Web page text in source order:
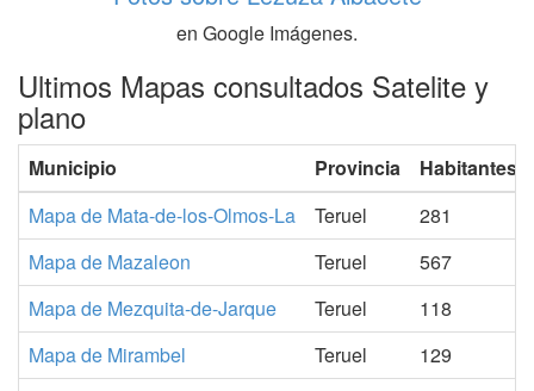
en Google Imágenes.
Ultimos Mapas consultados Satelite y
plano
Municipio Provincia
Habitantes
Mapa de Mata-de-los-Olmos-La
Teruel
281
Mapa de Mazaleon
Teruel
567
Mapa de Mezquita-de-Jarque
Teruel
118
Mapa de Mirambel
Teruel
129